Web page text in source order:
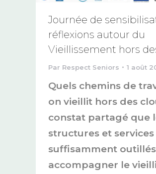
Journée de
réflexions autour du
Vieillissement hors
Par Respect Seniors 1 août
Quels chemins de
on vieillit hors des
constat partagé que
structures et
suffisamment
accompagner le